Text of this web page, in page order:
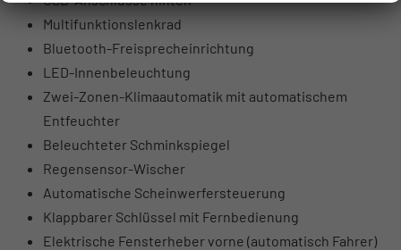
Multifunktionslenkrad
Bluetooth-Freisprecheinrichtung
LED-Innenbeleuchtung
Zwei-Zonen-Klimaautomatik mit automatischem
Entfeuchter
Beleuchteter Schminkspiegel
Regensensor-Wischer
Automatische Scheinwerfersteuerung
Klappbarer Schlüssel mit Fernbedienung
Elektrische Fensterheber vorne (automatisch Fahrer)